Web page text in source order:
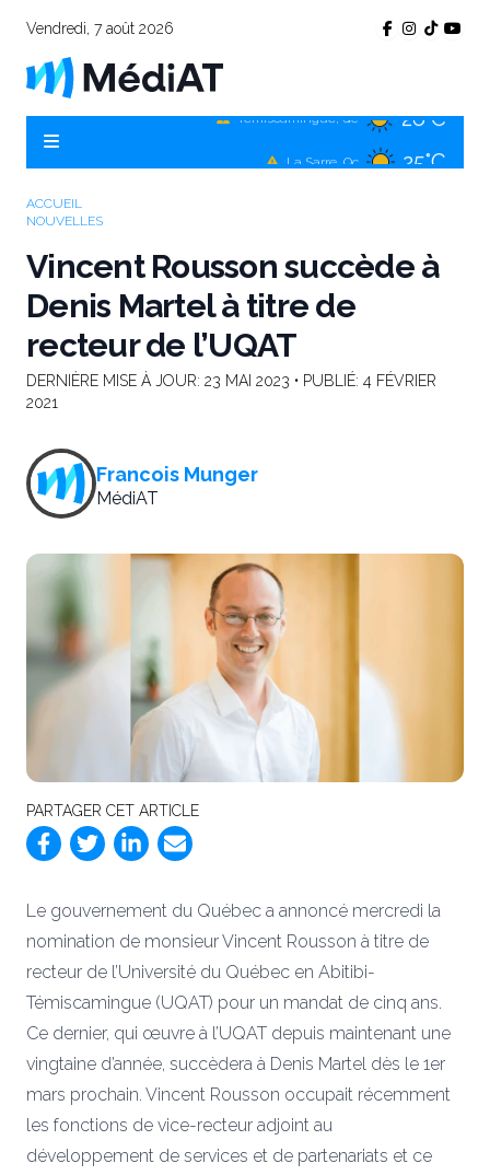
Vendredi, 7 août 2026
Amos, Qc 26°C
ACCUEIL
NOUVELLES
Vincent Rousson succède à
Denis Martel à titre de
recteur de l’UQAT
DERNIÈRE MISE À JOUR: 23 MAI 2023 • PUBLIÉ: 4 FÉVRIER
2021
Francois Munger
MédiAT
PARTAGER CET ARTICLE
Le gouvernement du Québec a annoncé mercredi la
nomination de monsieur Vincent Rousson à titre de
recteur de l’Université du Québec en Abitibi-
Témiscamingue (UQAT) pour un mandat de cinq ans.
Ce dernier, qui œuvre à l’UQAT depuis maintenant une
vingtaine d’année, succèdera à Denis Martel dès le 1er
mars prochain. Vincent Rousson occupait récemment
les fonctions de vice-recteur adjoint au
développement de services et de partenariats et ce